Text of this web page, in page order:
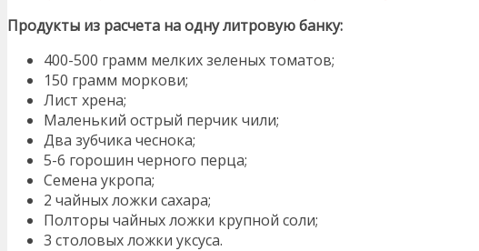
Продукты из расчета на одну литровую банку:
400-500 грамм мелких зеленых томатов;
150 грамм моркови;
Лист хрена;
Маленький острый перчик чили;
Два зубчика чеснока;
5-6 горошин черного перца;
Семена укропа;
2 чайных ложки сахара;
Полторы чайных ложки крупной соли;
3 столовых ложки уксуса.